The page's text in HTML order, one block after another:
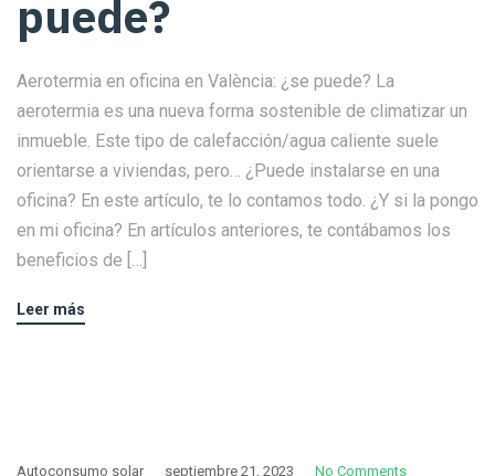
puede?
Aerotermia en oficina en València: ¿se puede? La
aerotermia es una nueva forma sostenible de climatizar un
inmueble. Este tipo de calefacción/agua caliente suele
orientarse a viviendas, pero… ¿Puede instalarse en una
oficina? En este artículo, te lo contamos todo. ¿Y si la pongo
en mi oficina? En artículos anteriores, te contábamos los
beneficios de […]
Leer más
Autoconsumo solar septiembre 21, 2023 No Comments